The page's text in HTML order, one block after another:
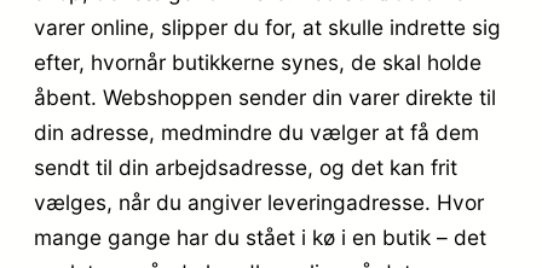
varer online, slipper du for, at skulle indrette sig
efter, hvornår butikkerne synes, de skal holde
åbent. Webshoppen sender din varer direkte til
din adresse, medmindre du vælger at få dem
sendt til din arbejdsadresse, og det kan frit
vælges, når du angiver leveringadresse. Hvor
mange gange har du stået i kø i en butik – det